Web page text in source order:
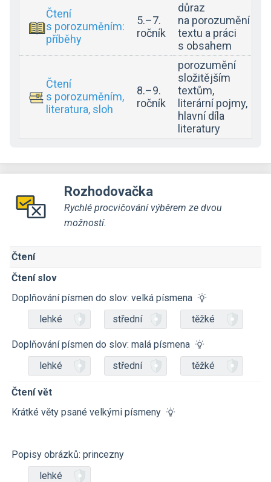
Čtení
s porozuměním:
příběhy
5.–7.
ročník
důraz
na porozumění
textu a práci
s obsahem
Čtení
s porozuměním,
literatura, sloh
8.–9.
ročník
porozumění
složitějším
textům,
literární pojmy,
hlavní díla
literatury
Rozhodovačka
Rychlé procvičování výběrem ze dvou
možností.
Čtení
Čtení slov
Doplňování písmen do slov: velká písmena
lehké
střední těžké
Doplňování písmen do slov: malá písmena
lehké
střední těžké
Čtení vět
Krátké věty psané velkými písmeny
Popisy obrázků: princezny
lehké